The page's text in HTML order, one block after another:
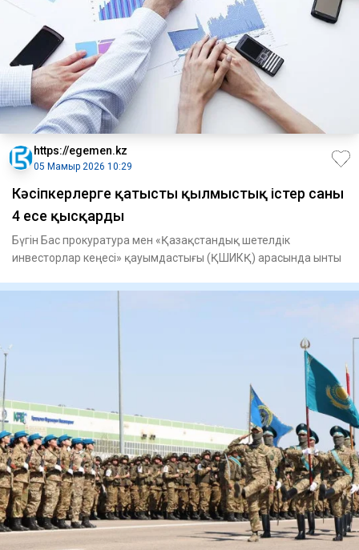
https://egemen.kz
05 Мамыр 2026 10:29
Кәсіпкерлерге қатысты қылмыстық істер саны
4 есе қысқарды
Бүгін Бас прокуратура мен «Қазақстандық шетелдік
инвесторлар кеңесі» қауымдастығы (ҚШИКҚ) арасында ынты